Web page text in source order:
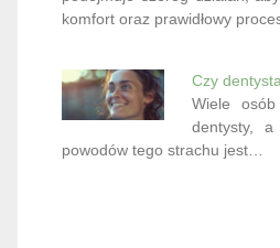
komfort oraz prawidłowy
Czy
Wiele
dentysty, a
powodów tego strachu jest…